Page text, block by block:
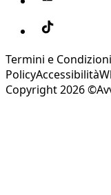
Termini e Condizioni
PolicyAccessibilità
Copyright 2026